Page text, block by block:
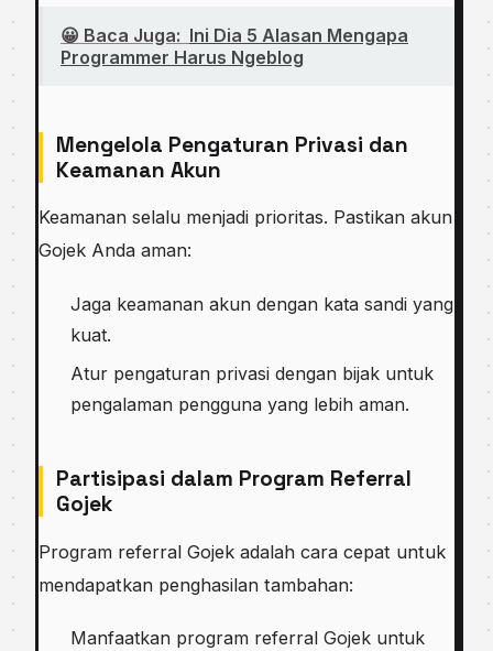
😀 Baca Juga: Ini Dia 5 Alаѕаn Mеngара
Programmer Hаruѕ Ngeblog
Mengelola Pengaturan Privasi dan
Keamanan Akun
Keamanan selalu menjadi prioritas. Pastikan akun
Gojek Anda aman:
Jaga keamanan akun dengan kata sandi yang
kuat.
Atur pengaturan privasi dengan bijak untuk
pengalaman pengguna yang lebih aman.
Partisipasi dalam Program Referral
Gojek
Program referral Gojek adalah cara cepat untuk
mendapatkan penghasilan tambahan:
Manfaatkan program referral Gojek untuk